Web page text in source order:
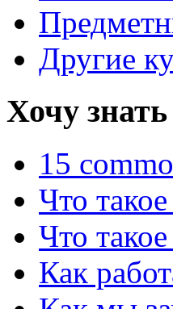
Другие
Хочу знать
15
Что
Что
Как